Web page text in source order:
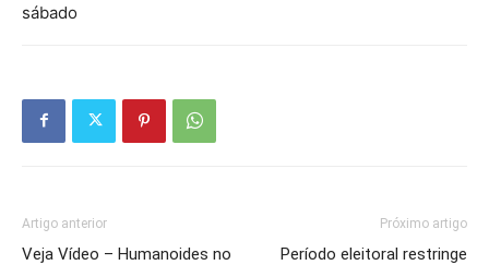
sábado
Artigo anterior
Veja Vídeo – Humanoides no
Próximo artigo
Período eleitoral restringe